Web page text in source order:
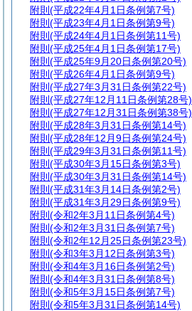
附則 (平成22年4月1日条例第7号)
附則 (平成23年4月1日条例第9号)
附則 (平成24年4月1日条例第11号)
附則 (平成25年4月1日条例第17号)
附則 (平成25年9月20日条例第20号)
附則 (平成26年4月1日条例第9号)
附則 (平成27年3月31日条例第22号)
附則 (平成27年12月11日条例第28号)
附則 (平成27年12月31日条例第38号)
附則 (平成28年3月31日条例第14号)
附則 (平成28年12月9日条例第24号)
附則 (平成29年3月31日条例第11号)
附則 (平成30年3月15日条例第3号)
附則 (平成30年3月31日条例第14号)
附則 (平成31年3月14日条例第2号)
附則 (平成31年3月29日条例第9号)
附則 (令和2年3月11日条例第4号)
附則 (令和2年3月31日条例第7号)
附則 (令和2年12月25日条例第23号)
附則 (令和3年3月12日条例第3号)
附則 (令和4年3月16日条例第2号)
附則 (令和4年3月31日条例第8号)
附則 (令和5年3月15日条例第7号)
附則 (令和5年3月31日条例第14号)